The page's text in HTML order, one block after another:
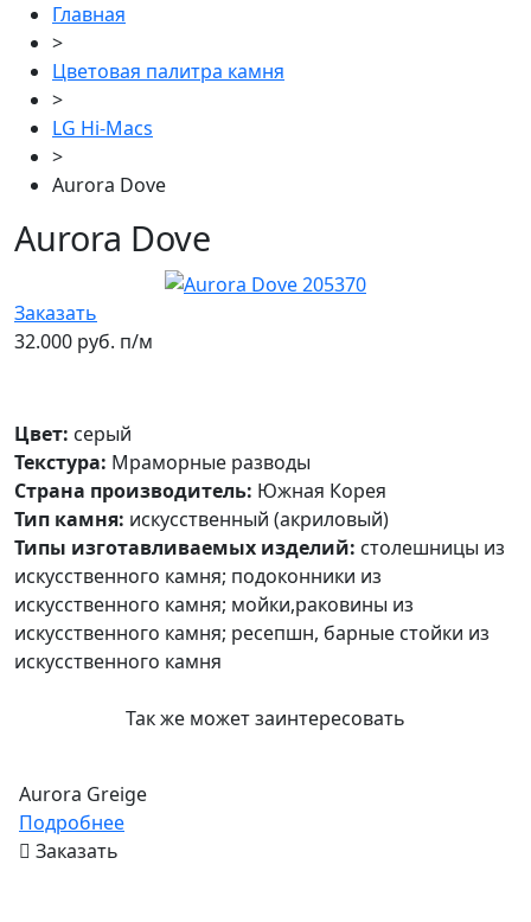
Главная
>
Цветовая палитра камня
>
LG Hi-Macs
>
Aurora Dove
Aurora Dove
Заказать
32.000 руб. п/м
Цвет: серый
Текстура: Мраморные разводы
Страна производитель: Южная Корея
Тип камня: искусственный (акриловый)
Типы изготавливаемых изделий: столешницы из
искусственного камня; подоконники из
искусственного камня; мойки,раковины из
искусственного камня; ресепшн, барные стойки из
искусственного камня
Так же может заинтересовать
Aurora Greige
Подробнее
Заказать